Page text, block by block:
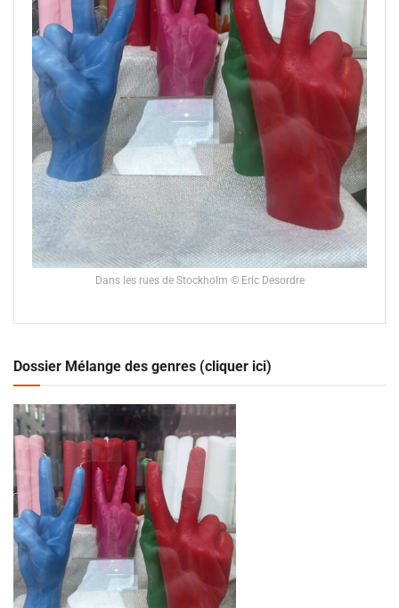
Dans les rues de Stockholm © Eric Desordre
Dossier Mélange des genres (cliquer ici)